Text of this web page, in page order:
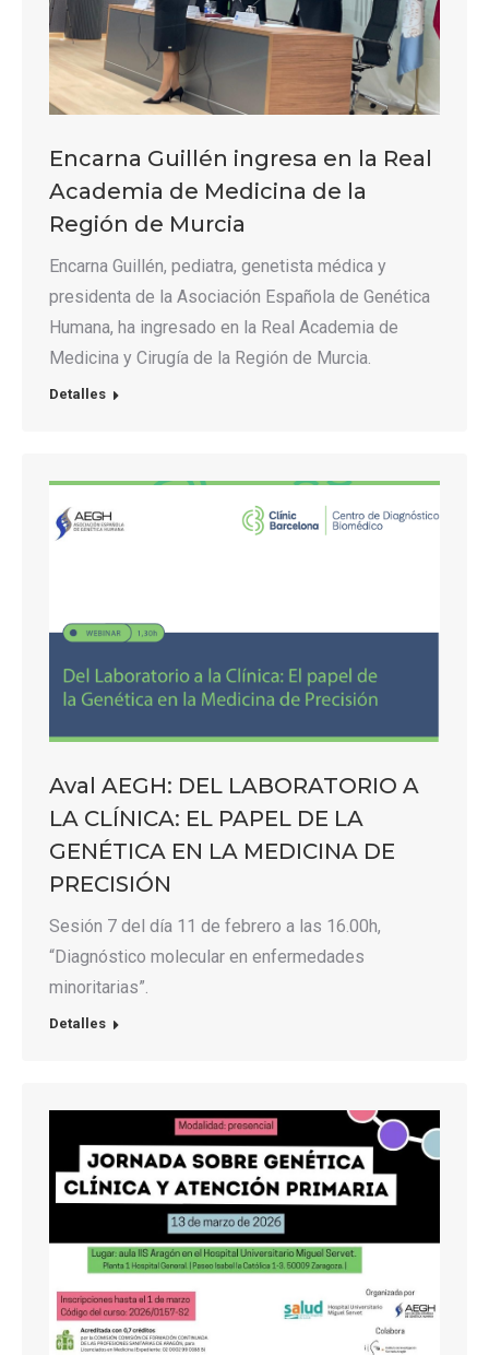
Encarna Guillén ingresa en la Real
Academia de Medicina de la
Región de Murcia
Encarna Guillén, pediatra, genetista médica y
presidenta de la Asociación Española de Genética
Humana, ha ingresado en la Real Academia de
Medicina y Cirugía de la Región de Murcia.
Detalles
Aval AEGH: DEL LABORATORIO A
LA CLÍNICA: EL PAPEL DE LA
GENÉTICA EN LA MEDICINA DE
PRECISIÓN
Sesión 7 del día 11 de febrero a las 16.00h,
“Diagnóstico molecular en enfermedades
minoritarias”.
Detalles